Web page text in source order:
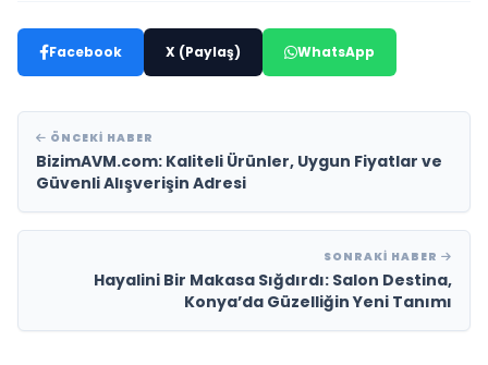
Facebook X (Paylaş) WhatsApp
ÖNCEKI HABER
BizimAVM.com: Kaliteli Ürünler, Uygun Fiyatlar ve
Güvenli Alışverişin Adresi
SONRAKI HABER
Hayalini Bir Makasa Sığdırdı: Salon Destina,
Konya’da Güzelliğin Yeni Tanımı